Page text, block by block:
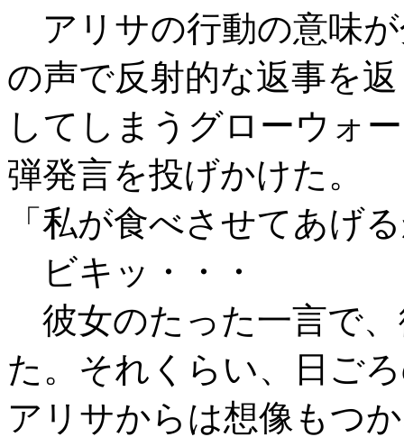
アリサの行動の意味
の声で反射的な返事を返
してしまうグローウォ
弾発言を投げかけた。
「私が食べさせてあげ
ビキッ・・・
彼女のたった一言で
た。それくらい、日ご
アリサからは想像もつ